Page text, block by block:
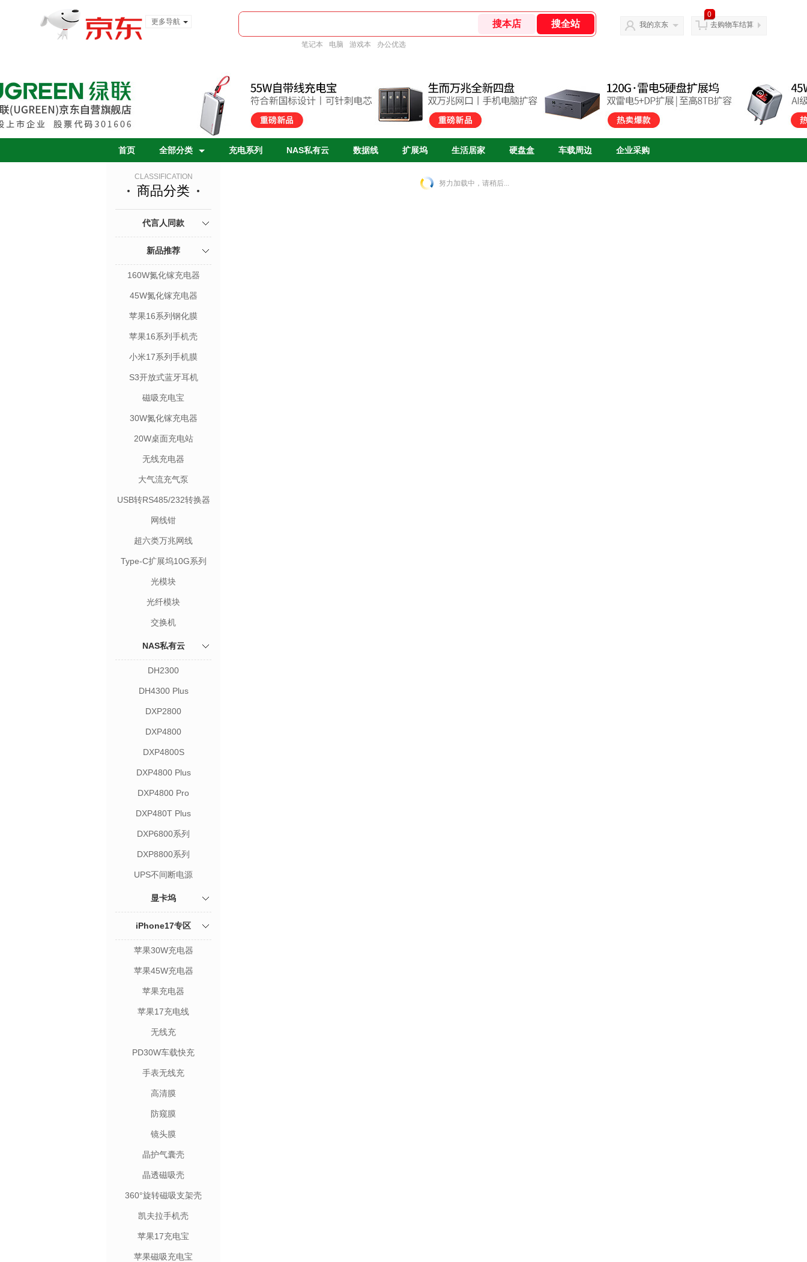
更多导航
笔记本 电脑 游戏本 办公优选
我的京东
0
去购物车结算
首页 全部分类 充电系列 NAS私有云 数据线 扩展坞 生活居家 硬盘盒 车载周边 企业采购
CLASSIFICATION
商品分类
代言人同款
新品推荐
160W氮化镓充电器
45W氮化镓充电器
苹果16系列钢化膜
苹果16系列手机壳
小米17系列手机膜
S3开放式蓝牙耳机
磁吸充电宝
30W氮化镓充电器
20W桌面充电站
无线充电器
大气流充气泵
USB转RS485/232转换器
网线钳
超六类万兆网线
Type-C扩展坞10G系列
光模块
光纤模块
交换机
NAS私有云
DH2300
DH4300 Plus
DXP2800
DXP4800
DXP4800S
DXP4800 Plus
DXP4800 Pro
DXP480T Plus
DXP6800系列
DXP8800系列
UPS不间断电源
显卡坞
iPhone17专区
苹果30W充电器
苹果45W充电器
苹果充电器
苹果17充电线
无线充
PD30W车载快充
手表无线充
高清膜
防窥膜
镜头膜
晶护气囊壳
晶透磁吸壳
360°旋转磁吸支架壳
凯夫拉手机壳
苹果17充电宝
苹果磁吸充电宝
努力加载中，请稍后...